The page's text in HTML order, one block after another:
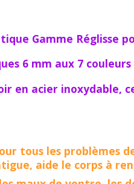
Gamme Réglisse
6 mm aux 7
en acier inoxydable,
tous les
aide le corps à